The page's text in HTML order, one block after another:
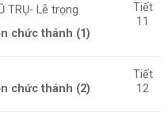
TRỤ- Lễ trọng
chức thánh (1)
Tiết
11
chức thánh (2)
Tiết
12